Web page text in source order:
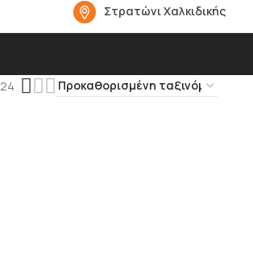
Στρατώνι Χαλκιδικής
24